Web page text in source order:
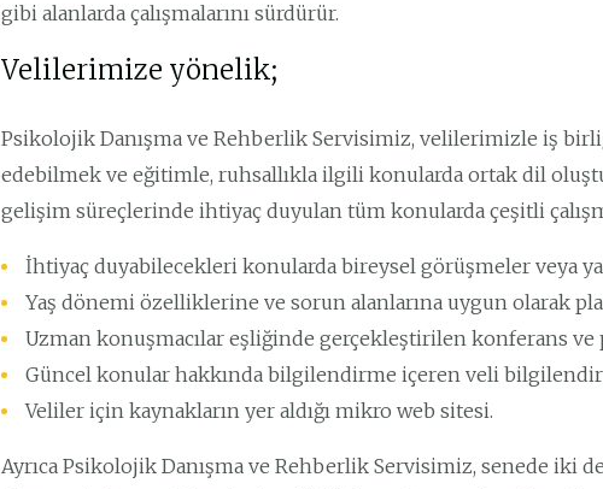
gibi alanlarda çalışmalarını sürdürür.
Velilerimize yönelik;
Psikolojik Danışma ve Rehberlik Servisimiz, velilerimizle iş
edebilmek ve eğitimle, ruhsallıkla ilgili konularda ortak dil
gelişim süreçlerinde ihtiyaç duyulan tüm konularda çeşitli
İhtiyaç duyabilecekleri konularda bireysel görüşmeler veya
Yaş dönemi özelliklerine ve sorun alanlarına uygun olarak
Uzman konuşmacılar eşliğinde gerçekleştirilen konferans ve
Güncel konular hakkında bilgilendirme içeren veli
Veliler için kaynakların yer aldığı mikro web sitesi.
Ayrıca Psikolojik Danışma ve Rehberlik Servisimiz, senede iki